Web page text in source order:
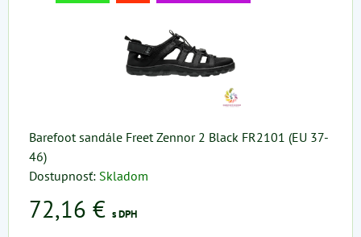
Barefoot sandále Freet Zennor 2 Black FR2101 (EU 37-
46)
Dostupnosť: Skladom
72,16 € s DPH